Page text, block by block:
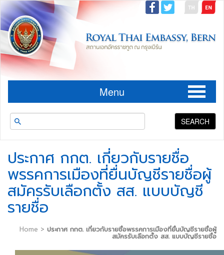
Menu
SEARCH
ประกาศ กกต. เกี่ยวกับรายชื่อ
พรรคการเมืองที่ยื่นบัญชีรายชื่อผู้
สมัครรับเลือกตั้ง สส. แบบบัญชี
รายชื่อ
Home > ประกาศ กกต. เกี่ยวกับรายชื่อพรรคการเมืองที่ยื่นบัญชีรายชื่อผู้
สมัครรับเลือกตั้ง สส. แบบบัญชีรายชื่อ